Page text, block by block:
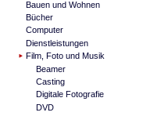
Bauen und Wohnen
Bücher
Computer
Dienstleistungen
Film, Foto und Musik
Beamer
Casting
Digitale Fotografie
DVD